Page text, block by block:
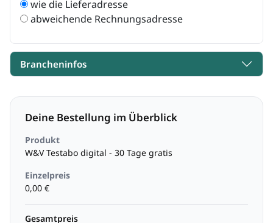
wie die Lieferadresse
abweichende Rechnungsadresse
Brancheninfos
Deine Bestellung im Überblick
Produkt
W&V Testabo digital - 30 Tage gratis
Einzelpreis
0,00 €
Gesamtpreis